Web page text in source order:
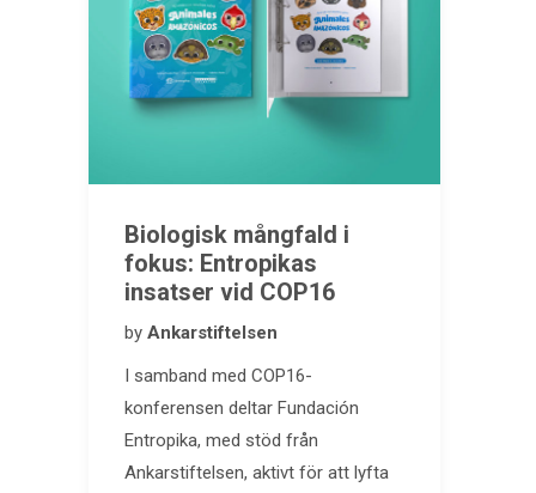
Biologisk mångfald i
fokus: Entropikas
insatser vid COP16
by Ankarstiftelsen
I samband med COP16-
konferensen deltar Fundación
Entropika, med stöd från
Ankarstiftelsen, aktivt för att lyfta